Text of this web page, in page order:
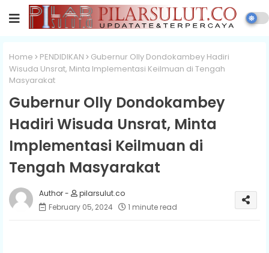
Home PENDIDIKAN
Gubernur Olly Dondokambey Hadiri
Wisuda Unsrat, Minta Implementasi Keilmuan di Tengah
Masyarakat
Gubernur Olly Dondokambey
Hadiri Wisuda Unsrat, Minta
Implementasi Keilmuan di
Tengah Masyarakat
pilarsulut.co
February 05, 2024
1 minute read